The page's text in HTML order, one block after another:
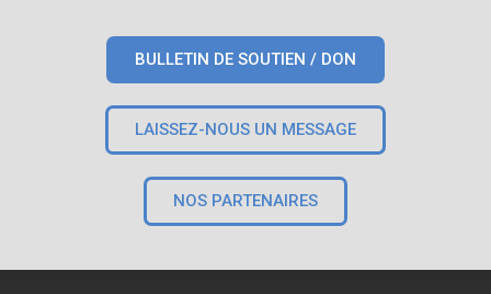
BULLETIN DE SOUTIEN / DON
LAISSEZ-NOUS UN MESSAGE
NOS PARTENAIRES